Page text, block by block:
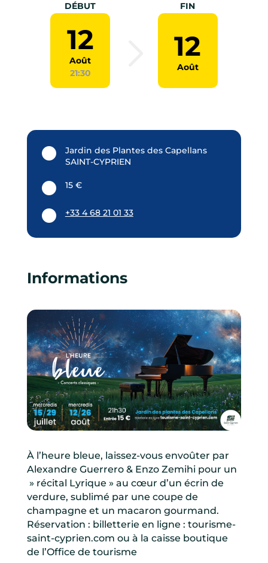
DÉBUT
12
Août
21:30
FIN
12
Août
Jardin des Plantes des Capellans
SAINT-CYPRIEN
15 €
+33 4 68 21 01 33
Informations
À l’heure bleue, laissez-vous envoûter par
Alexandre Guerrero & Enzo Zemihi pour un
» récital Lyrique » au cœur d’un écrin de
verdure, sublimé par une coupe de
champagne et un macaron gourmand.
Réservation : billetterie en ligne : tourisme-
saint-cyprien.com ou à la caisse boutique
de l’Office de tourisme